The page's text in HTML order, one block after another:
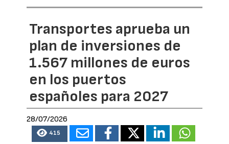
Transportes aprueba un
plan de inversiones de
1.567 millones de euros
en los puertos
españoles para 2027
28/07/2026
415